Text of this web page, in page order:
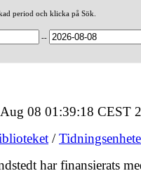
period och klicka på Sök.
--
Aug 08 01:39:18 CEST
/
har finansierats